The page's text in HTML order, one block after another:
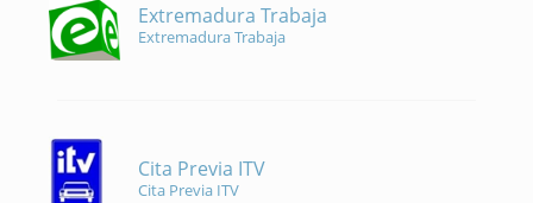
Extremadura Trabaja
Extremadura Trabaja
Cita Previa ITV
Cita Previa ITV